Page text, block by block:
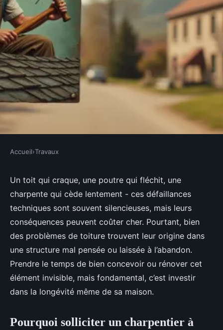
Cherchez un charpentier à
Ancenis pour vos travaux de
toiture
Auberte•15/05/2026 17:13•9 min de lecture
Accueil›Travaux
Un toit qui craque, une poutre qui fléchit, une
charpente qui cède lentement - ces défaillances
techniques sont souvent silencieuses, mais leurs
conséquences peuvent coûter cher. Pourtant, bien
des problèmes de toiture trouvent leur origine dans
une structure mal pensée ou laissée à l’abandon.
Prendre le temps de bien concevoir ou rénover cet
élément invisible, mais fondamental, c’est investir
dans la longévité même de sa maison.
Pourquoi solliciter un charpentier à